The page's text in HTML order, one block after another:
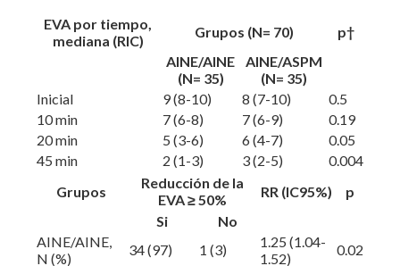
EVA por tiempo,
mediana (RIC)
Grupos (N= 70)
p†
AINE/AINE
(N= 35)
AINE/ASPM
(N= 35)
Inicial
9 (8-10) 8 (7-10)
0.5
10 min
7 (6-8) 7 (6-9)
0.19
20 min
5 (3-6) 6 (4-7)
0.05
45 min
2 (1-3) 3 (2-5)
0.004
Grupos
Reducción de la
EVA ≥ 50%
RR (IC95%)
p
Si
No
AINE/AINE,
N (%)
34 (97) 1 (3)
1.25 (1.04-
1.52)
0.02